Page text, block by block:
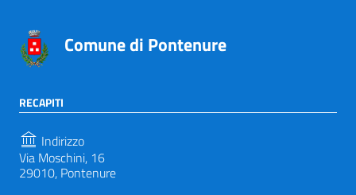
Comune di Pontenure
RECAPITI
Indirizzo
Via Moschini, 16
29010, Pontenure